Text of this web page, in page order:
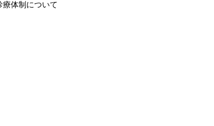
体制について